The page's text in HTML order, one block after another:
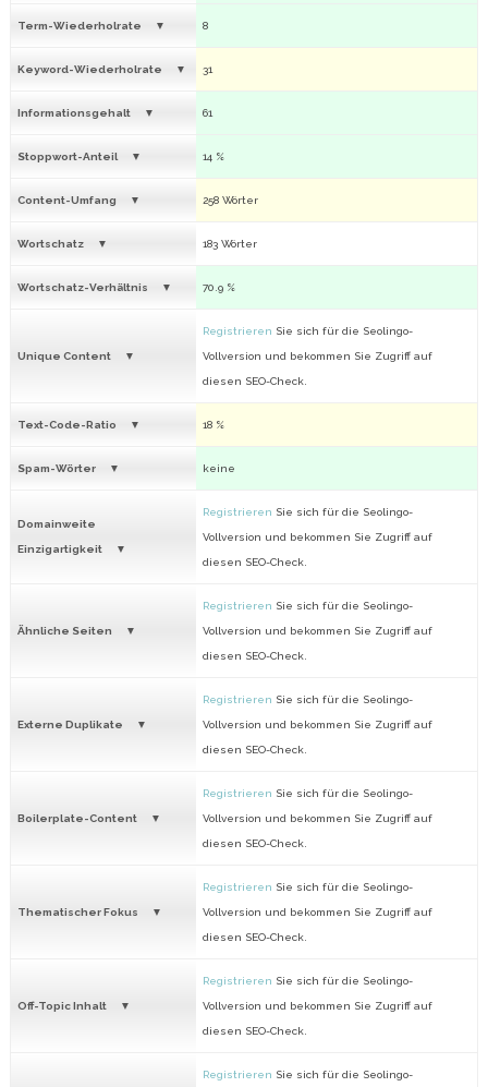
Term-Wiederholrate 8
Keyword-Wiederholrate 31
Informationsgehalt 61
Stoppwort-Anteil 14 %
Content-Umfang 258 Wörter
Wortschatz 183 Wörter
Wortschatz-Verhältnis 70.9 %
Unique Content
Registrieren Sie sich für die Seolingo-
Vollversion und bekommen Sie Zugriff auf
diesen SEO-Check.
Text-Code-Ratio 18 %
Spam-Wörter keine
Domainweite
Einzigartigkeit
Registrieren Sie sich für die Seolingo-
Vollversion und bekommen Sie Zugriff auf
diesen SEO-Check.
Ähnliche Seiten
Registrieren Sie sich für die Seolingo-
Vollversion und bekommen Sie Zugriff auf
diesen SEO-Check.
Externe Duplikate
Registrieren Sie sich für die Seolingo-
Vollversion und bekommen Sie Zugriff auf
diesen SEO-Check.
Boilerplate-Content
Registrieren Sie sich für die Seolingo-
Vollversion und bekommen Sie Zugriff auf
diesen SEO-Check.
Thematischer Fokus
Registrieren Sie sich für die Seolingo-
Vollversion und bekommen Sie Zugriff auf
diesen SEO-Check.
Off-Topic Inhalt
Registrieren Sie sich für die Seolingo-
Vollversion und bekommen Sie Zugriff auf
diesen SEO-Check.
Registrieren Sie sich für die Seolingo-